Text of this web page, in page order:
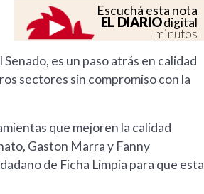
Escuchá esta nota
EL DIARIOdigital
minutos
es un paso atrás en calidad
sectores sin compromiso con la
que mejoren la calidad
Gaston Marra y Fanny
de Ficha Limpia para que esta